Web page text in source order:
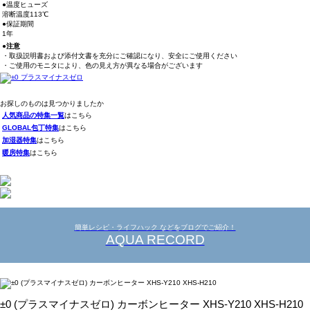
●温度ヒューズ
溶断温度113℃
●保証期間
1年
●注意
・取扱説明書および添付文書を充分にご確認になり、安全にご使用ください
・ご使用のモニタにより、色の見え方が異なる場合がございます
お探しのものは見つかりましたか
人気商品の特集一覧はこちら
GLOBAL包丁特集はこちら
加湿器特集はこちら
暖房特集はこちら
簡単レシピ・ライフハック などをブログでご紹介！
AQUA RECORD
±0 (プラスマイナスゼロ) カーボンヒーター XHS-Y210 XHS-H210